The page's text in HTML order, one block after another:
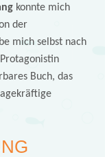
konnte mich
der
mich selbst nach
Buch, das